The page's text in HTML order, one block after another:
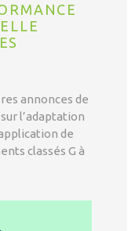
annonces de
l’adaptation
de
classés G à